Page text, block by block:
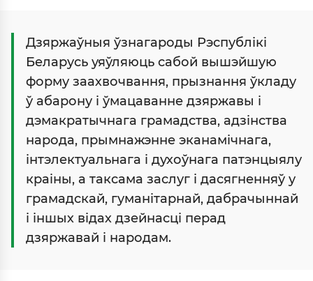
Дзяржаўныя ўзнагароды Рэспублікі
Беларусь уяўляюць сабой вышэйшую
форму заахвочвання, прызнання ўкладу
ў абарону і ўмацаванне дзяржавы і
дэмакратычнага грамадства, адзінства
народа, прымнажэнне эканамічнага,
інтэлектуальнага і духоўнага патэнцыялу
краіны, а таксама заслуг і дасягненняў у
грамадскай, гуманітарнай, дабрачыннай
і іншых відах дзейнасці перад
дзяржавай і народам.